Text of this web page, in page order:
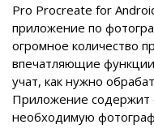
Pro Procreate for
приложение по
огромное количество
впечатляющие
учат, как нужно
Приложение
необходимую